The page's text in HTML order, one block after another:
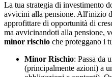
La tua strategia di investimento
avvicini alla pensione. All'inizio
approfittare di opportunità di
ma avvicinandoti alla pensione,
minor rischio che proteggano i
Minor Rischio: Passa da
(principalmente azioni) a